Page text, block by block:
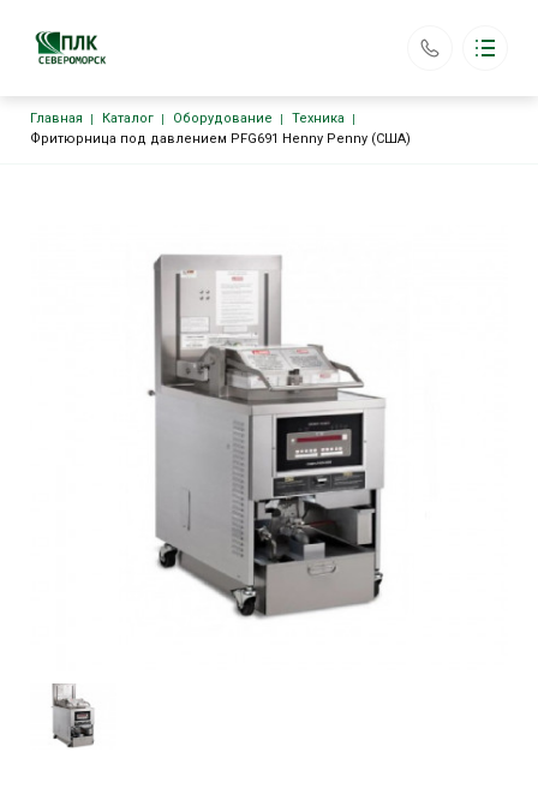
ООО «ПЛК Североморск»
Контакты
Обратный вызов
Строка навигации
Главная Каталог Оборудование
Техника
Фритюрница под давлением PFG691 Henny Penny (США)